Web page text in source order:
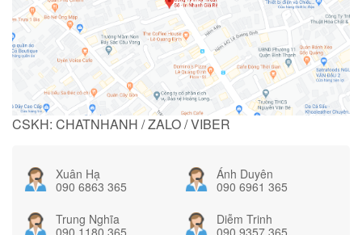
CSKH: CHATNHANH / ZALO / VIBER
Xuân Hạ
090 6863 365
Ánh Duyên
090 6961 365
Trung Nghĩa
090 1180 365
Diễm Trinh
090 9357 365